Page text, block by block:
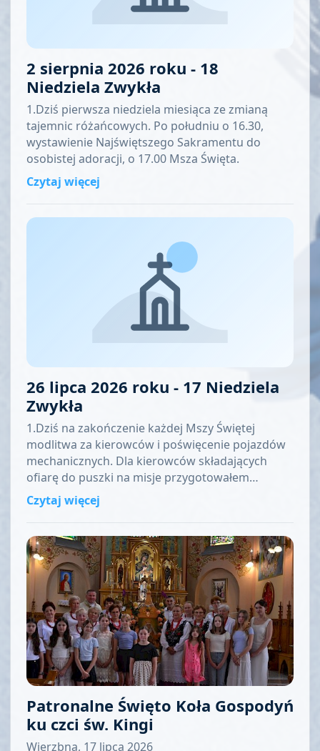
2 sierpnia 2026 roku - 18
Niedziela Zwykła
1.Dziś pierwsza niedziela miesiąca ze zmianą
tajemnic różańcowych. Po południu o 16.30,
wystawienie Najświętszego Sakramentu do
osobistej adoracji, o 17.00 Msza Święta.
Czytaj więcej
26 lipca 2026 roku - 17 Niedziela
Zwykła
1.Dziś na zakończenie każdej Mszy Świętej
modlitwa za kierowców i poświęcenie pojazdów
mechanicznych. Dla kierowców składających
ofiarę do puszki na misje przygotowałem…
Czytaj więcej
Patronalne Święto Koła Gospodyń
ku czci św. Kingi
Wierzbna, 17 lipca 2026